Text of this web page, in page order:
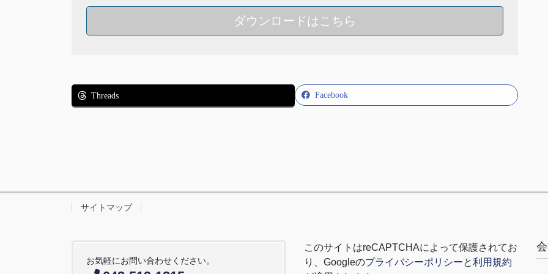
ダウンロードはこちら
Facebook
Threads
サイトマップ
お気軽にお問い合わせください。
このサイトはreCAPTCHAによって保護されてお
り、 Googleのプライバシーポリシーと利用規約